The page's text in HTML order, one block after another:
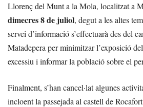
Llorenç del Munt a la Mola, localitzat a
dimecres 8 de juliol, degut a les altes
servei d’informació s’effectuarà des del
Matadepera per minimitzar l’exposició
excessiu i informar la població sobre el
Finalment, s’han cancel·lat algunes
incloent la passejada al castell de